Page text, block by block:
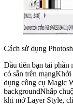
Cách sử dụng
Đầu tiên bạn tải phần
có sẵn trên
dụng công cụ Magic
backgroundNhấp
khi mở Layer Style,